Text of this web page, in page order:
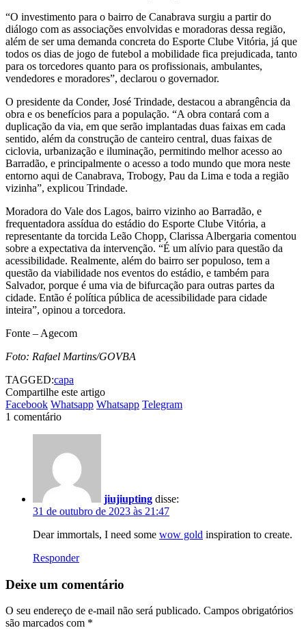
“O investimento para o bairro de Canabrava surgiu a partir do
diálogo com as associações envolvidas e moradoras dessa região,
além de ser uma demanda concreta do Esporte Clube Vitória, já que
todos os dias de jogo de futebol a mobilidade fica prejudicada, tanto
para os torcedores quanto para os profissionais, ambulantes,
vendedores e moradores”, declarou o governador.
O presidente da Conder, José Trindade, destacou a abrangência da
obra e os benefícios para a população. “A obra contará com a
duplicação da via, em que serão implantadas duas faixas em cada
sentido, além da construção de canteiro central, duas faixas de
ciclovia, urbanização e iluminação, permitindo melhor acesso ao
Barradão, e principalmente o acesso a todo mundo que mora neste
entorno aqui de Canabrava, Trobogy, Pau da Lima e toda a região
vizinha”, explicou Trindade.
Moradora do Vale dos Lagos, bairro vizinho ao Barradão, e
frequentadora assídua do estádio do Esporte Clube Vitória, a
representante da torcida Leão Chopp, Clarissa Albergaria comentou
sobre a expectativa da intervenção. “É um alívio para questão da
acessibilidade. Realmente, além do bairro ser populoso, tem a
questão da viabilidade nos eventos do estádio, e também para
Salvador, porque é uma via de bifurcação para outras partes da
cidade. Então é política pública de acessibilidade para cidade
inteira”, opinou a torcedora.
Fonte – Agecom
Foto: Rafael Martins/GOVBA
TAGGED:capa
Compartilhe este artigo
Facebook Whatsapp Whatsapp Telegram
1 comentário
jiujiupting disse:
31 de outubro de 2023 às 21:47
Dear immortals, I need some wow gold inspiration to create.
Responder
Deixe um comentário
O seu endereço de e-mail não será publicado. Campos obrigatórios
são marcados com *